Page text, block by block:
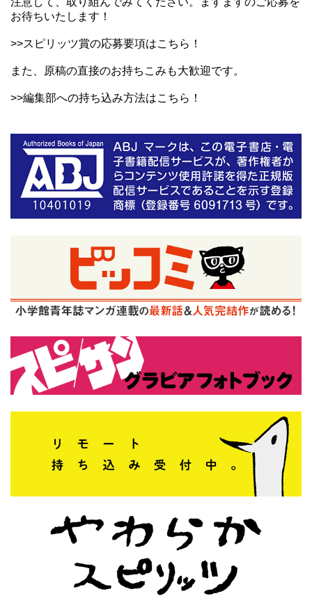
お待ちいたします！
>>スピリッツ賞の応募要項はこちら！
また、原稿の直接のお持ちこみも大歓迎です。
>>編集部への持ち込み方法はこちら！